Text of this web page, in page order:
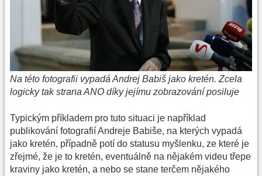
Na této fotografii vypadá Andrej Babiš jako kretén. Zcela
logicky tak strana ANO díky jejímu zobrazování posiluje
Typickým příkladem pro tuto situaci je například
publikování fotografií Andreje Babiše, na kterých vypadá
jako kretén, případně potí do statusu myšlenku, ze které je
zřejmé, že je to kretén, eventuálně na nějakém videu třepe
kraviny jako kretén, a nebo se stane terčem nějakého